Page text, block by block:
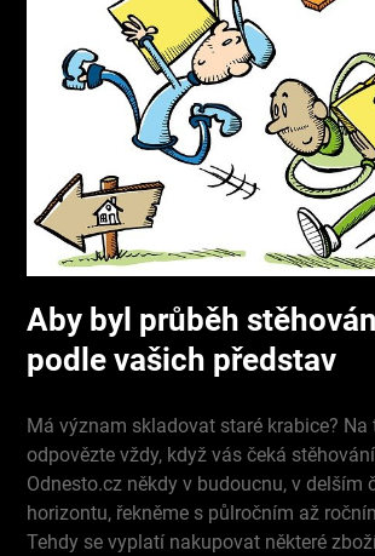
Aby byl průběh
podle vašich představ
Má význam skladovat staré krabice?
odpovězte vždy, když vás čeká
Odnesto.cz někdy v budoucnu, v delším
horizontu, řekněme s půlročním až
Tehdy se vyplatí nakupovat některé